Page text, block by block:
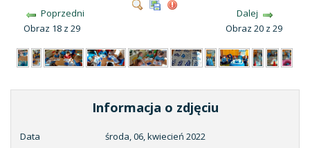
Poprzedni
Obraz 18 z 29
Dalej
Obraz 20 z 29
Informacja o zdjęciu
Data środa, 06, kwiecień 2022